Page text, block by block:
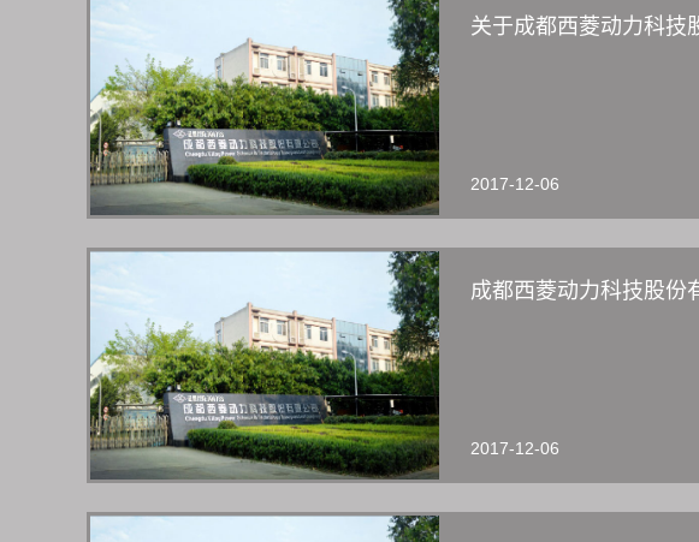
关于成都西菱动力科技
2017-12-06
成都西菱动力科技股份
2017-12-06